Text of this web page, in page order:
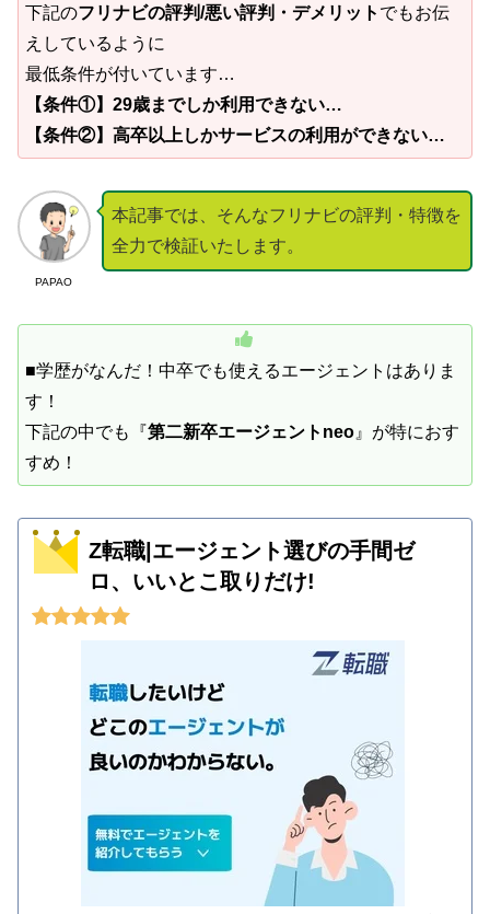
下記のフリナビの評判/悪い評判・デメリット でもお伝
えしているように
最低条件が付いています…
【条件①】29歳までしか利用できない…
【条件②】高卒以上しかサービスの利用ができない…
PAPAO
本記事では、そんなフリナビの評判・特徴を
全力で検証いたします。
■学歴がなんだ！中卒でも使えるエージェントはありま
す！
下記の中でも『第二新卒エージェントneo 』が特におす
すめ！
Z転職|エージェント選びの手間ゼ
ロ、いいとこ取りだけ!